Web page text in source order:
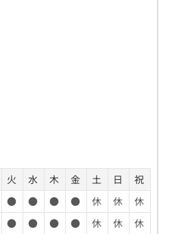
火 水 木 金 土 日
祝
● ● ● ● 休 休
休
● ● ● ● 休 休
休